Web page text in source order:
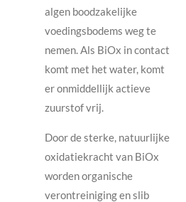
algen boodzakelijke
voedingsbodems weg te
nemen. Als BiOx in contact
komt met het water, komt
er onmiddellijk actieve
zuurstof vrij.
Door de sterke, natuurlijke
oxidatiekracht van BiOx
worden organische
verontreiniging en slib